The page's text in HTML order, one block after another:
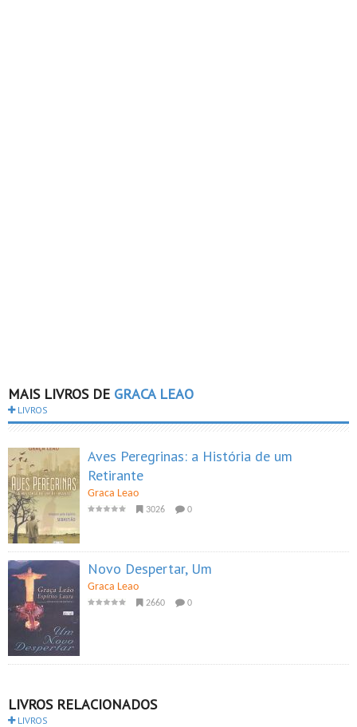
MAIS LIVROS DE GRACA LEAO
LIVROS
Aves Peregrinas: a História de um
Retirante
Graca Leao
3026 0
Novo Despertar, Um
Graca Leao
2660 0
LIVROS RELACIONADOS
LIVROS